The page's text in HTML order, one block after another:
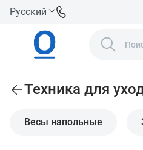
Русский
Техника для
Весы напольные